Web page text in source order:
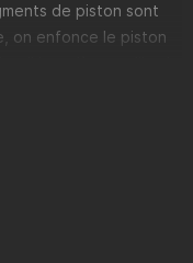
de piston sont
on enfonce le piston
jusqu'à ce qu'il soit